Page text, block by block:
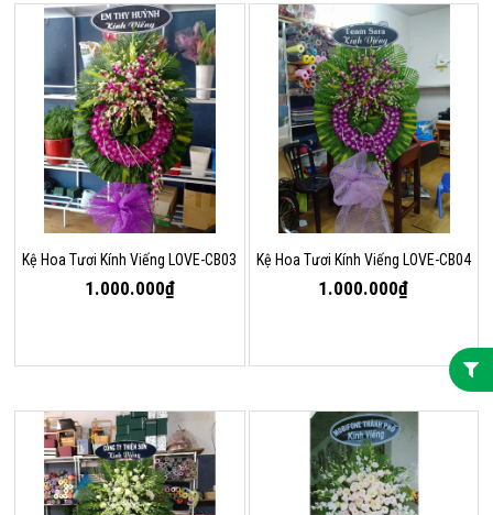
Kệ Hoa Tươi Kính Viếng LOVE-CB03
1.000.000₫
Kệ Hoa Tươi Kính Viếng LOVE-CB04
1.000.000₫